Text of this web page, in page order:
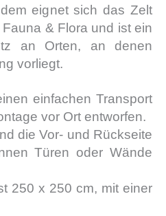
eignet sich das Zelt
& Flora und ist ein
an Orten, an denen
vorliegt.
einfachen Transport
vor Ort entworfen.
die Vor- und Rückseite
Türen oder Wände
250 x 250 cm, mit einer